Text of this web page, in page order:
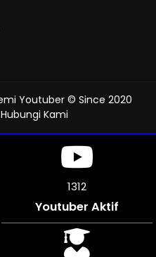
Youtuber © Since 2020
Hubungi Kami
1312
Youtuber Aktif